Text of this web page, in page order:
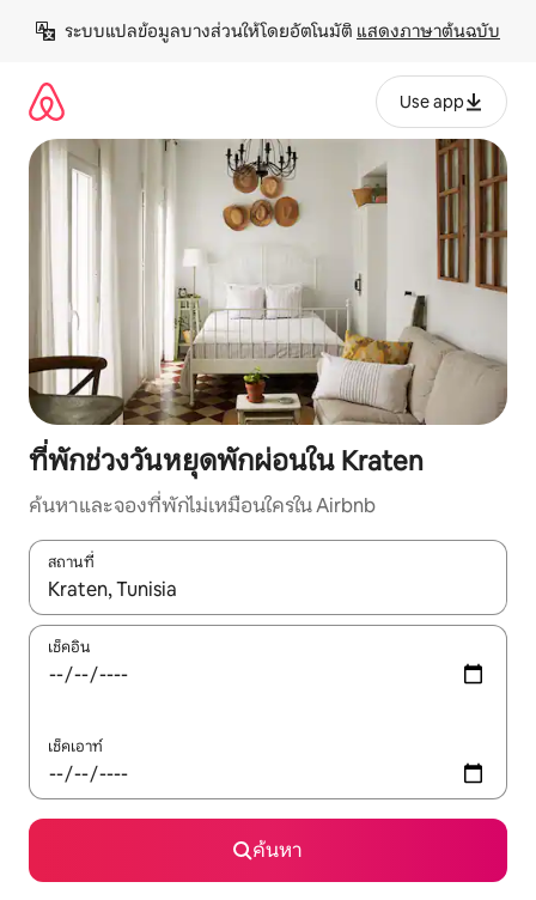
เนื้อหา
ระบบแปลข้อมูลบางส่วนให้โดยอัตโนมัติ แสดงภาษาต้นฉบับ
Use app
ที่พักช่วงวันหยุดพักผ่อนใน Kraten
ค้นหาและจองที่พักไม่เหมือนใครใน Airbnb
สถานที่
ใช้ลูกศรขึ้นลง หรือใช้การสัมผัสหรือปัด เพื่อสำรวจผลการค้นหา
เช็คอิน
เช็คเอาท์
ค้นหา